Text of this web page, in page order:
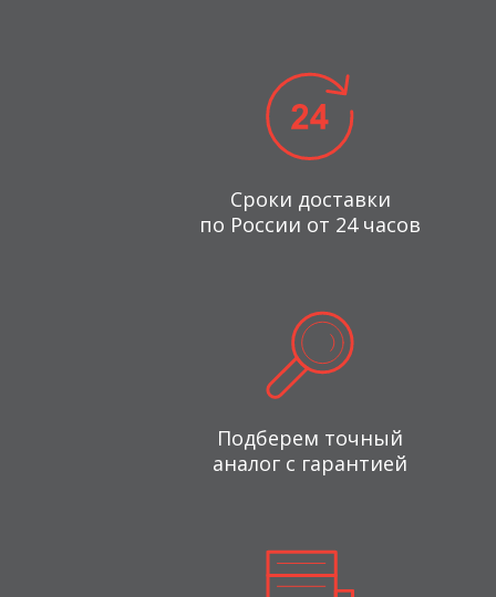
Сроки доставки
по России от 24 часов
Подберем точный
аналог с гарантией